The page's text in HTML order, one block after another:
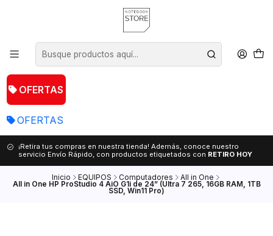
OFERTAS
OFERTAS
¡Retira tus compras en nuestra tienda! Además, conoce nuestro
servicio Envío Rápido, con productos etiquetados con RETIRO HOY
Inicio EQUIPOS Computadores All in One
All in One HP ProStudio 4 AiO G1i de 24” (Ultra 7 265, 16GB RAM, 1TB
SSD, Win11 Pro)